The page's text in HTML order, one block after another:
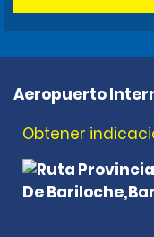
Aeropuerto
Obtener